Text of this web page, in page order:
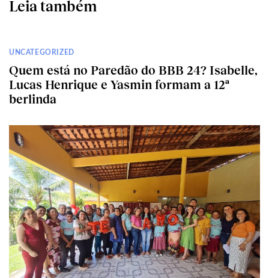
Leia também
UNCATEGORIZED
Quem está no Paredão do BBB 24? Isabelle,
Lucas Henrique e Yasmin formam a 12ª
berlinda